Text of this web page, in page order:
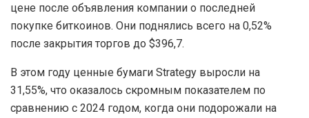
цене после объявления компании о последней
покупке биткоинов. Они поднялись всего на 0,52%
после закрытия торгов до $396,7.
В этом году ценные бумаги Strategy выросли на
31,55%, что оказалось скромным показателем по
сравнению с 2024 годом, когда они подорожали на